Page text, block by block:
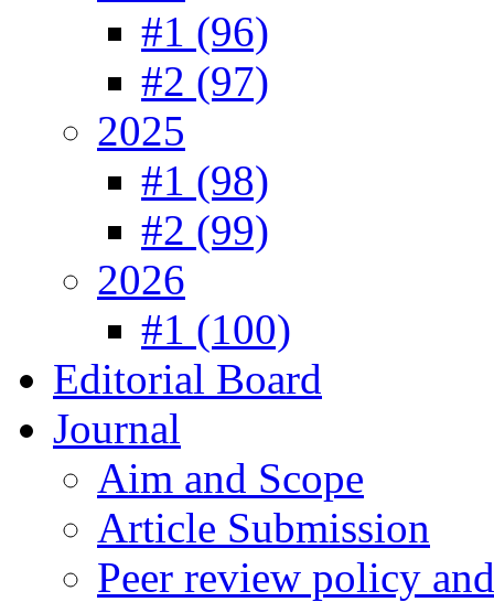
#1 (96)
#2 (97)
2025
#1 (98)
#2 (99)
2026
#1 (100)
Editorial Board
Journal
Aim and Scope
Article Submission
Peer review policy